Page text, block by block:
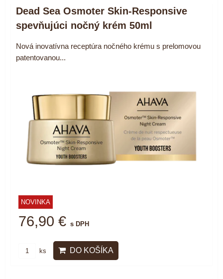
Dead Sea Osmoter Skin-Responsive
spevňujúci nočný krém 50ml
Nová inovatívna receptúra nočného krému s prelomovou
patentovanou...
NOVINKA
76,90 € s DPH
ks DO KOŠÍKA